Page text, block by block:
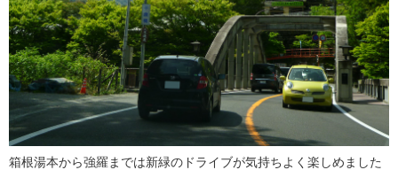
箱根湯本から強羅までは新緑のドライブが気持ちよく楽しめました